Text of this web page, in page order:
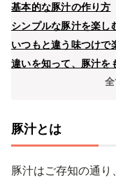
基本的な豚汁の作り方
シンプルな豚汁を楽し
いつもと違う味つけで
違いを知って、豚汁を
全
豚汁とは
豚汁はご存知の通り、